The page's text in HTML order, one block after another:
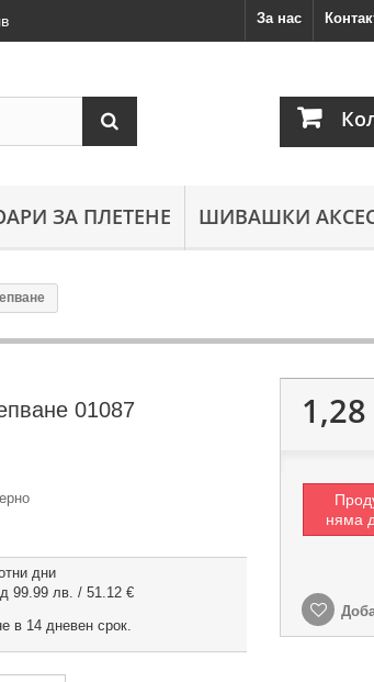
За нас
ЗА ПЛЕТЕНЕ ШИВАШКИ
01087
дни
99.99 лв. / 51.12 €
в 14 дневен срок.
няма